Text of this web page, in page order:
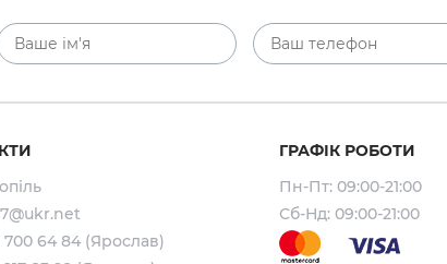
700 64 84 (Ярослав)
ГРАФІК РОБОТИ
Пн-Пт: 09:00-21:00
Сб-Нд: 09:00-21:00